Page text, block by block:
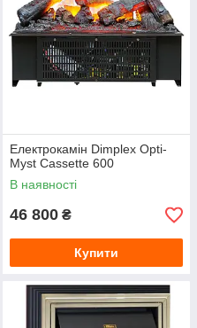
Електрокамін Dimplex Opti-
Myst Cassette 600
В наявності
46 800 ₴
Купити